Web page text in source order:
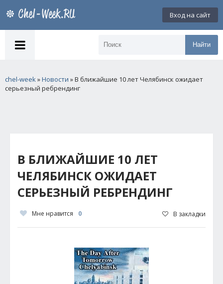
Вход на сайт
Найти
chel-week»Новости » В ближайшие 10 лет Челябинск ожидает
серьезный ребрендинг
В БЛИЖАЙШИЕ 10 ЛЕТ
ЧЕЛЯБИНСК ОЖИДАЕТ
СЕРЬЕЗНЫЙ РЕБРЕНДИНГ
Мне нравится 0 В закладки